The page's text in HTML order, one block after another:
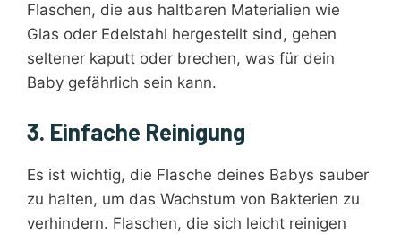
Flaschen, die aus haltbaren Materialien wie
Glas oder Edelstahl hergestellt sind, gehen
seltener kaputt oder brechen, was für dein
Baby gefährlich sein kann.
3. Einfache Reinigung
Es ist wichtig, die Flasche deines Babys sauber
zu halten, um das Wachstum von Bakterien zu
verhindern. Flaschen, die sich leicht reinigen